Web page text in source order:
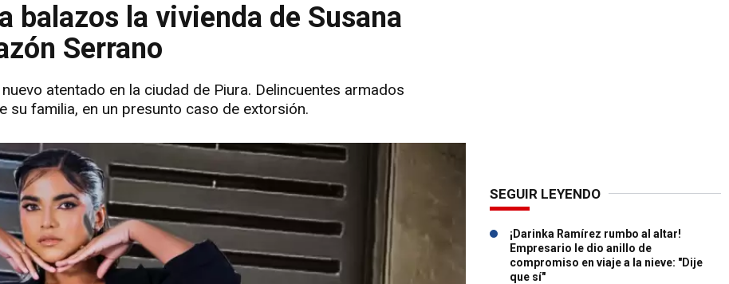
balazos la vivienda de Susana
Serrano
atentado en la ciudad de Piura. Delincuentes armados
su familia, en un presunto caso de extorsión.
SEGUIR LEYENDO
¡Darinka Ramírez rumbo al altar!
Empresario le dio anillo de
compromiso en viaje a la nieve: "Dije
que sí"